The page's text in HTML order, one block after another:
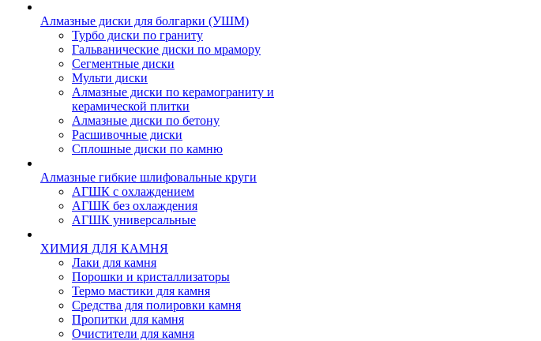
Алмазные диски для болгарки (УШМ)
Турбо диски по граниту
Гальванические диски по мрамору
Сегментные диски
Мульти диски
Алмазные диски по керамограниту и
керамической плитки
Алмазные диски по бетону
Расшивочные диски
Сплошные диски по камню
Алмазные гибкие шлифовальные круги
АГШК с охлаждением
АГШК без охлаждения
АГШК универсальные
ХИМИЯ ДЛЯ КАМНЯ
Лаки для камня
Порошки и кристаллизаторы
Термо мастики для камня
Средства для полировки камня
Пропитки для камня
Очистители для камня